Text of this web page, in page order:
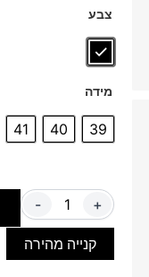
צבע
מידה
39
40
41
- +
קנייה מהירה